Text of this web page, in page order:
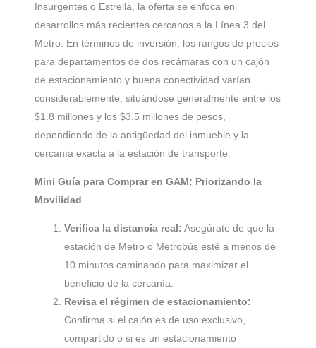
Insurgentes o Estrella, la oferta se enfoca en
desarrollos más recientes cercanos a la Línea 3 del
Metro. En términos de inversión, los rangos de precios
para departamentos de dos recámaras con un cajón
de estacionamiento y buena conectividad varían
considerablemente, situándose generalmente entre los
$1.8 millones y los $3.5 millones de pesos,
dependiendo de la antigüedad del inmueble y la
cercanía exacta a la estación de transporte.
Mini Guía para Comprar en GAM: Priorizando la
Movilidad
Verifica la distancia real: Asegúrate de que la
estación de Metro o Metrobús esté a menos de
10 minutos caminando para maximizar el
beneficio de la cercanía.
Revisa el régimen de estacionamiento:
Confirma si el cajón es de uso exclusivo,
compartido o si es un estacionamiento